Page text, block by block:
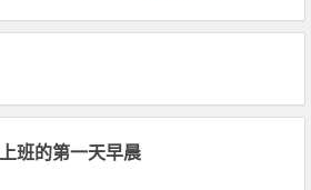
班的第一天早晨